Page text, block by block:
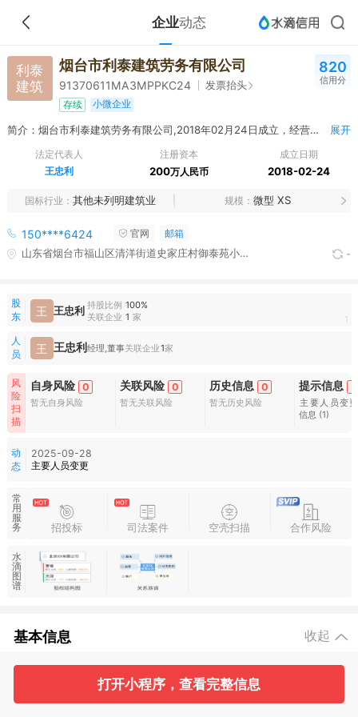
企业动态
利泰
建筑
烟台市利泰建筑劳务有限公司
91370611MA3MPPKC24 发票抬头
存续 小微企业
820
信用分
简介：烟台市利泰建筑劳务有限公司,2018年02月24日成立，经营范围包括一般项目：建筑材料销售；建筑装饰材料销售；园林绿化工程施工；建筑工程机械与设备租赁。（除依法须经批准的项目外，凭营业执照依法自主开展经营活动）许可项目：建筑劳务分包；建设工程施工。（依法须经批准的项目，经相关部门批准后方可开展经营活动，具体经营项目以相关部门批准文件或许可证件为准） 展开
法定代表人
王忠利
注册资本
200万人民币
成立日期
2018-02-24
国标行业 其他未列明建筑业 规模 微型 XS
150****6424 官网 邮箱
山东省烟台市福山区清洋街道史家庄村御泰苑小区3#楼7号 -
股
东
王 王忠利 持股比例 100%
关联企业 1 家 1
人
员
王 王忠利 经理,董事关联企业1家
风
险
扫
描
自身风险 0
暂无自身风险
关联风险 0
暂无关联风险
历史信息 0
暂无历史风险
提示信息 3
主要人员变
信息 (1)
动
态
2025-09-28
主要人员变更
常
用
服
务
招投标 司法案件 空壳扫描 合作风险
水
滴
图
谱
基本信息 收起
1 1
打开小程序，查看完整信息